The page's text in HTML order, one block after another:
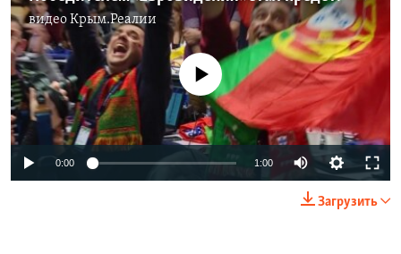
видеоКрым.Реалии
No media source currently available
0:00 1:00
Загрузить